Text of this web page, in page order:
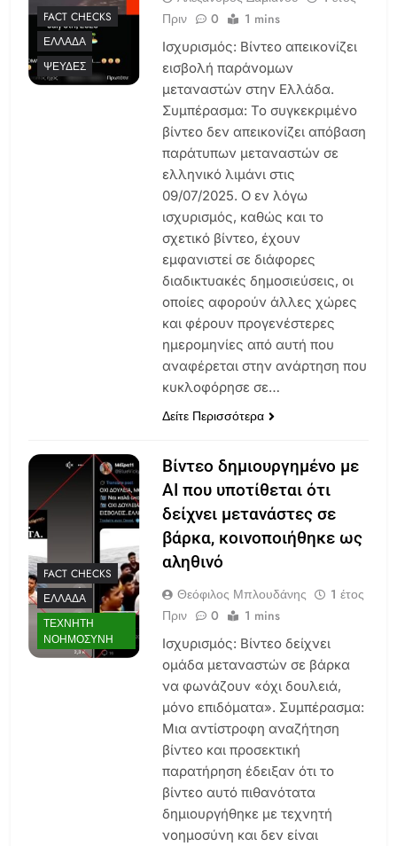
FACT CHECKS
ΕΛΛΆΔΑ
ΨΕΥΔΈΣ
Πριν
0 1 mins
Ισχυρισμός: Βίντεο απεικονίζει
εισβολή παράνομων
μεταναστών στην Ελλάδα.
Συμπέρασμα: Το συγκεκριμένο
βίντεο δεν απεικονίζει απόβαση
παράτυπων μεταναστών σε
ελληνικό λιμάνι στις
09/07/2025. Ο εν λόγω
ισχυρισμός, καθώς και το
σχετικό βίντεο, έχουν
εμφανιστεί σε διάφορες
διαδικτυακές δημοσιεύσεις, οι
οποίες αφορούν άλλες χώρες
και φέρουν προγενέστερες
ημερομηνίες από αυτή που
αναφέρεται στην ανάρτηση που
κυκλοφόρησε σε…
Δείτε Περισσότερα
FACT CHECKS
ΕΛΛΆΔΑ
ΤΕΧΝΗΤΉ
ΝΟΗΜΟΣΎΝΗ
Βίντεο δημιουργημένο με
AI που υποτίθεται ότι
δείχνει μετανάστες σε
βάρκα, κοινοποιήθηκε ως
αληθινό
Θεόφιλος Μπλουδάνης
1 έτος
Πριν
0 1 mins
Ισχυρισμός: Βίντεο δείχνει
ομάδα μεταναστών σε βάρκα
να φωνάζουν «όχι δουλειά,
μόνο επιδόματα». Συμπέρασμα:
Μια αντίστροφη αναζήτηση
βίντεο και προσεκτική
παρατήρηση έδειξαν ότι το
βίντεο αυτό πιθανότατα
δημιουργήθηκε με τεχνητή
νοημοσύνη και δεν είναι